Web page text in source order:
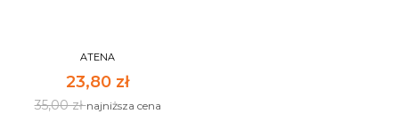
ATENA
23,80 zł
35,00 złnajniższa cena